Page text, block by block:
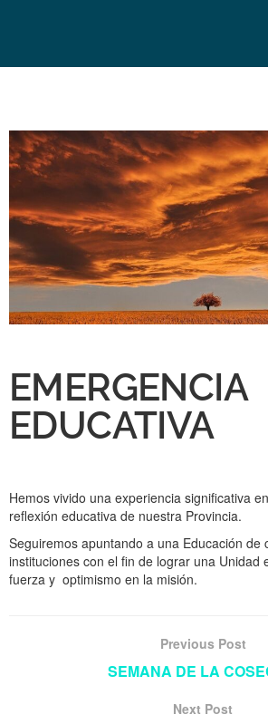
EMERGENCIA
EDUCATIVA
Hemos vivido una experiencia significativa
reflexión educativa de nuestra Provincia.
Seguiremos apuntando a una Educación de
instituciones con el fin de lograr una Unidad
fuerza y optimismo en la misión.
Previous Post
SEMANA DE LA
Next Post